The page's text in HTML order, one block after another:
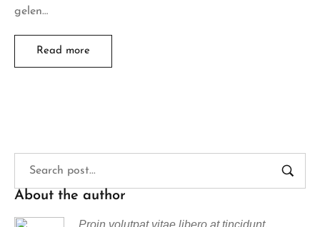
gelen…
Read more
About the author
Proin volutpat vitae libero at tincidunt.